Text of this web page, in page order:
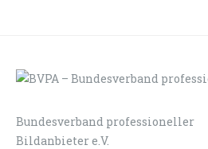
Bundesverband professioneller
Bildanbieter e.V.